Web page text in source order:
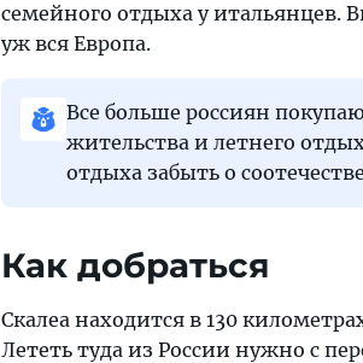
семейного отдыха у итальянцев.
уж вся Европа.
Все больше россиян
жительства и летнего
отдыха забыть о
Как добраться
Скалеа находится в 130
Лететь туда из России нужно с